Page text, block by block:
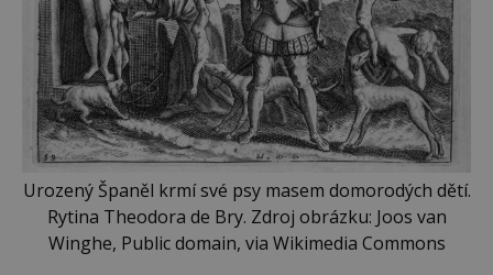
Urozený Španěl krmí své psy masem domorodých dětí.
Rytina Theodora de Bry. Zdroj obrázku: Joos van
Winghe, Public domain, via Wikimedia Commons